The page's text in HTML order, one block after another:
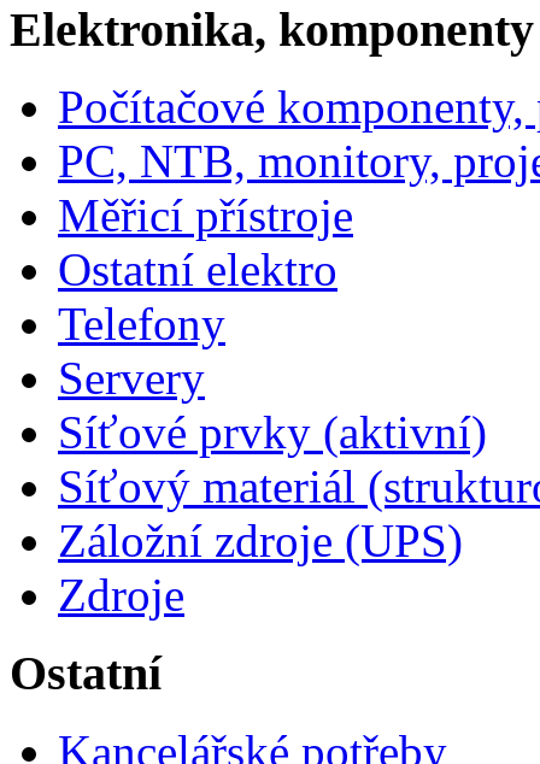
Elektronika, komponenty
Počítačové
PC, NTB, monitory,
Měřicí přístroje
Ostatní elektro
Telefony
Servery
Síťové prvky (aktivní)
Síťový materiál
Záložní zdroje (UPS)
Zdroje
Ostatní
Kancelářské potřeby